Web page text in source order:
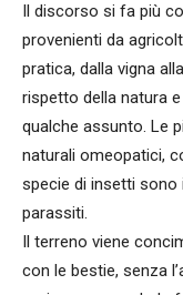
Il discorso si fa più
provenienti da
pratica, dalla vigna
rispetto della natura
qualche assunto. Le
naturali omeopatici,
specie di insetti sono
parassiti.
Il terreno viene
con le bestie, senza